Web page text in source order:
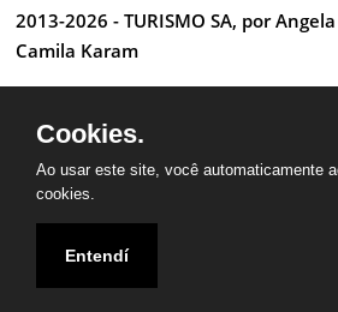
2013-2026 - TURISMO SA, por
Camila Karam
Desenvolvido por Anderson Luiz
Cookies.
Ao usar este site, você automaticamente
cookies.
Entendí